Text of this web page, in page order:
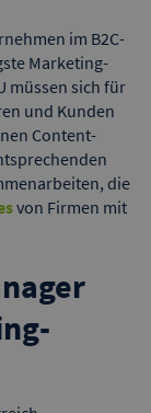
im B2C-
Marketing-
müssen sich für
und Kunden
Content-
die
von Firmen mit